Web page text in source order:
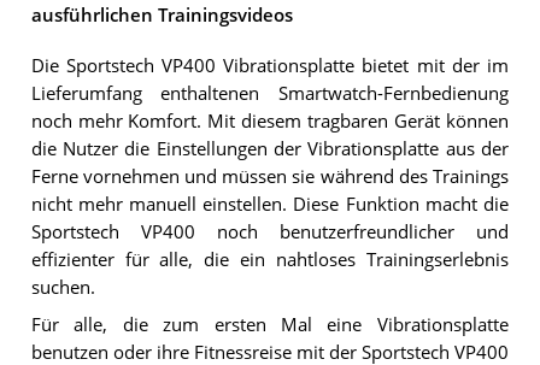
ausführlichen Trainingsvideos
Die Sportstech VP400 Vibrationsplatte bietet mit der im
Lieferumfang enthaltenen Smartwatch-Fernbedienung
noch mehr Komfort. Mit diesem tragbaren Gerät können
die Nutzer die Einstellungen der Vibrationsplatte aus der
Ferne vornehmen und müssen sie während des Trainings
nicht mehr manuell einstellen. Diese Funktion macht die
Sportstech VP400 noch benutzerfreundlicher und
effizienter für alle, die ein nahtloses Trainingserlebnis
suchen.
Für alle, die zum ersten Mal eine Vibrationsplatte
benutzen oder ihre Fitnessreise mit der Sportstech VP400